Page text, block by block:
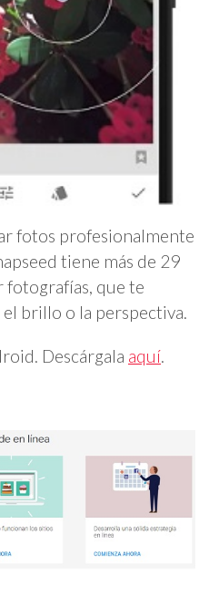
fotos profesionalmente
tiene más de 29
fotografías, que te
brillo o la perspectiva.
Descárgala aquí